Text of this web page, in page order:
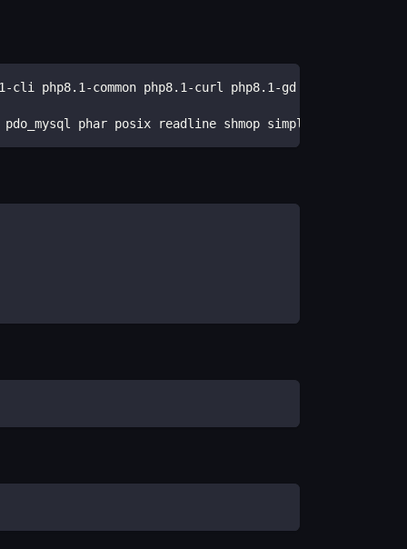
php8.1-common php8.1-curl php8.1-gd php8.1-
phar posix readline shmop simplexml sockets